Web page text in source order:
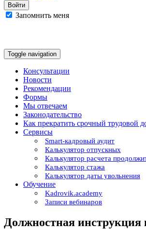
Запомнить меня
Toggle navigation
Консультации
Новости
Рекомендации
Формы
Мы отвечаем
Законодательство
Как прекратить срочный трудовой
Сервисы
Smart-кадровый аудит
Калькулятор отпускных
Калькулятор расчета
Калькулятор стажа
Калькулятор даты увольнения
Обучение
Kadrovik.academy
Записи вебинаров
Должностная инструкция